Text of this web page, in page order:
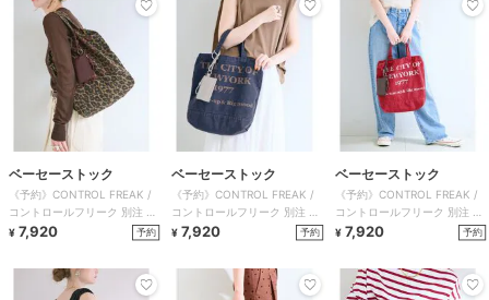
ベーセーストック
《予約》CONTROL FREAK /
コントロールフリーク 別注 ウ
ォッシュドロゴトート
¥ 7,920 予約
ベーセーストック
《予約》CONTROL FREAK /
コントロールフリーク 別注 ウ
ォッシュドロゴトート
¥ 7,920 予約
ベーセーストック
《予約》CONTROL FREAK /
コントロールフリーク 別注 ウ
ォッシュドロゴトート
¥ 7,920 予約